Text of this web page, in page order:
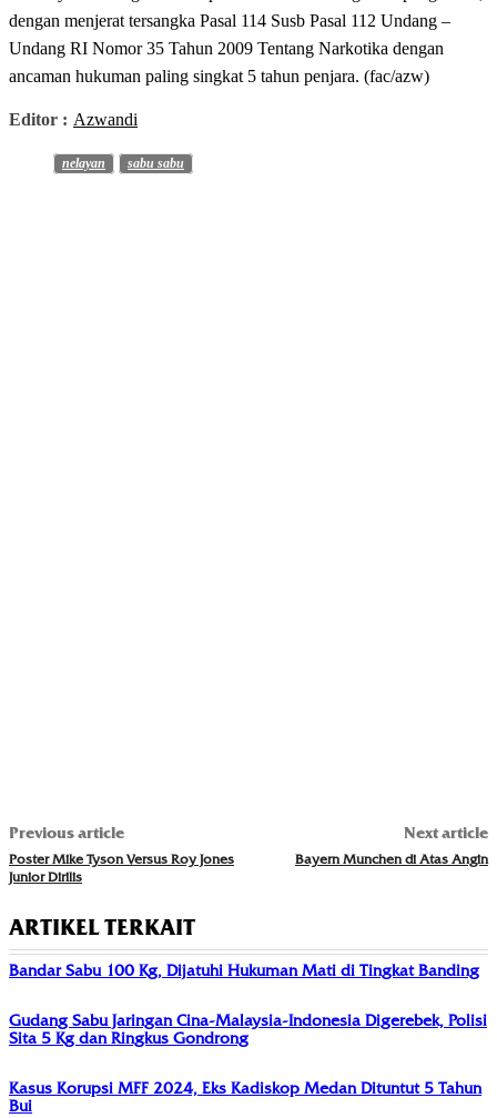
dengan menjerat tersangka Pasal 114 Susb Pasal 112 Undang –
Undang RI Nomor 35 Tahun 2009 Tentang Narkotika dengan
ancaman hukuman paling singkat 5 tahun penjara. (fac/azw)
Editor : Azwandi
nelayan sabu sabu
Previous article
Poster Mike Tyson Versus Roy Jones
Junior Dirilis
Next article
Bayern Munchen di Atas Angin
ARTIKEL TERKAIT
Bandar Sabu 100 Kg, Dijatuhi Hukuman Mati di Tingkat Banding
Gudang Sabu Jaringan Cina-Malaysia-Indonesia Digerebek, Polisi
Sita 5 Kg dan Ringkus Gondrong
Kasus Korupsi MFF 2024, Eks Kadiskop Medan Dituntut 5 Tahun
Bui